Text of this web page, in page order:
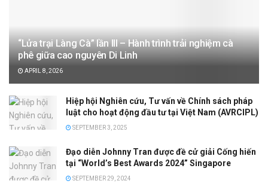
“Lửa trại Làng Cà” lần III – Hành trình trải nghiệm cà
phê giữa cao nguyên Di Linh
APRIL 8, 2026
Hiệp hội Nghiên cứu, Tư vấn về Chính sách pháp
luật cho hoạt động đầu tư tại Việt Nam (AVRCIPL)
SEPTEMBER 3, 2025
Đạo diễn Johnny Tran được đề cử giải Cống hiến
tại “World’s Best Awards 2024” Singapore
SEPTEMBER 29, 2024